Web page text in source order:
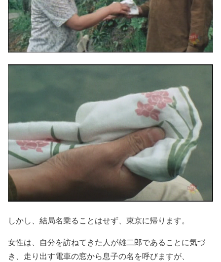
しかし、結局名乗ることはせず、東京に帰ります。
女性は、自分を訪ねてきた人が雄二郎であることに気づ
き、走り出す電車の窓から息子の名を呼びますが、